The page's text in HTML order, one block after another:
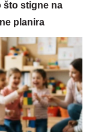
što stigne na
planira